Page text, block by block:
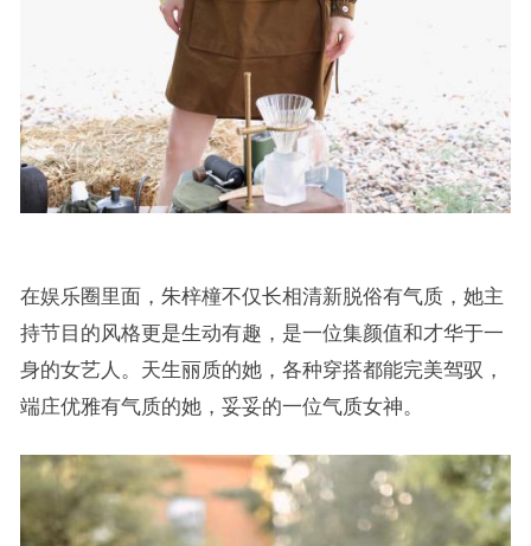
在娱乐圈里面，朱梓橦不仅长相清新脱俗有气质，她主
持节目的风格更是生动有趣，是一位集颜值和才华于一
身的女艺人。天生丽质的她，各种穿搭都能完美驾驭，
端庄优雅有气质的她，妥妥的一位气质女神。